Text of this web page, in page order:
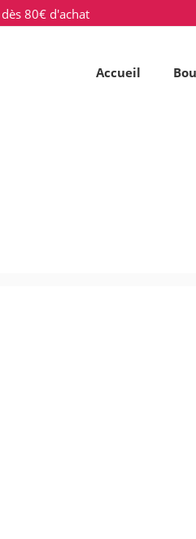
80€ d'achat
Accueil